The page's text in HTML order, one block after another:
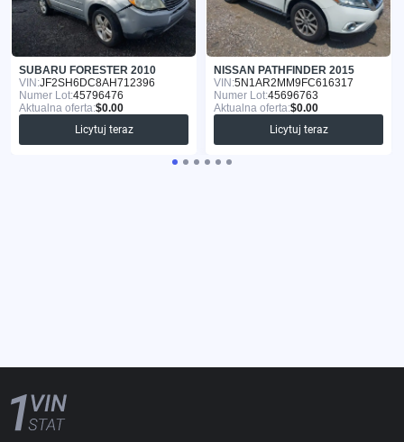
SUBARU FORESTER 2010
VIN:JF2SH6DC8AH712396
Numer Lot:45796476
Aktualna oferta:$0.00
Licytuj teraz
NISSAN PATHFINDER 2015
VIN:5N1AR2MM9FC616317
Numer Lot:45696763
Aktualna oferta:$0.00
Licytuj teraz